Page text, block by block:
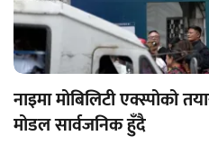
नाइमा मोबिलिटी एक्स्पोको
मोडल सार्वजनिक हुँदै